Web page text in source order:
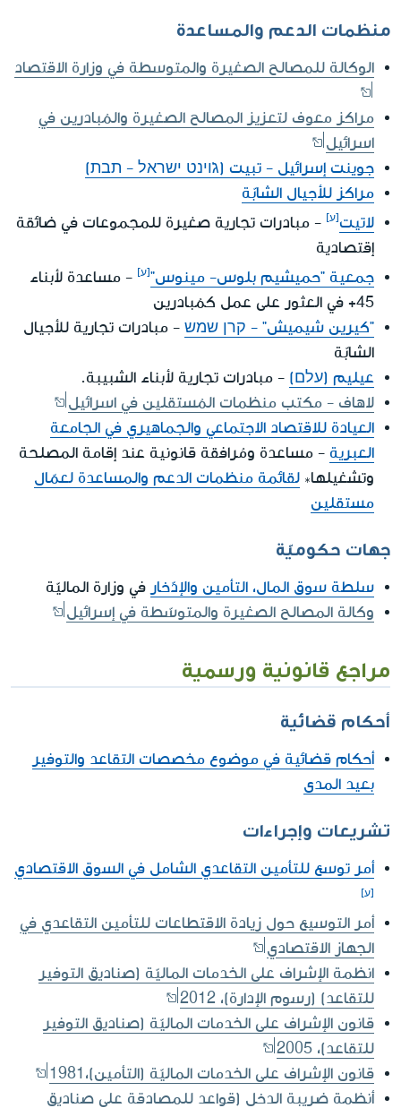
منظمات الدعم والمساعدة
الوكالة للمصالح الصغيرة والمتوسطة في وزارة الاقتصاد
مراكز معوف لتعزيز المصالح الصغيرة والمُبادرين في
اسرائيل
جوينت إسرائيل - تبيت (ג'וינט ישראל - תבת)
مراكز للأجيال الشابّة
لاتيت
- مبادرات تجارية صغيرة للمجموعات في ضائقة
إقتصادية
جمعية "حميشيم بلوس- مينوس"
- مساعدة لأبناء
45+ في العثور على عمل كمُبادرين
"كيرين شيميش" - קרן שמש - مبادرات تجارية للأجيال
الشابّة
عيليم (עלם) - مبادرات تجارية لأبناء الشبيبة.
لاهاف - مكتب منظمات المُستقلين في اسرائيل
العيادة للاقتصاد الاجتماعي والجماهيري في الجامعة
العبرية - مساعدة ومُرافقة قانونية عند إقامة المصلحة
وتشغيلها* لقائمة منظمات الدعم والمساعدة لعمّال
مستقلين
جهات حكوميّة
سلطة سوق المال، التأمين والإدّخار في وزارة الماليّة
وكالة المصالح الصغيرة والمتوسّطة في إسرائيل
مراجع قانونية ورسمية
أحكام قضائية
أحكام قضائية في موضوع مخصصات التقاعد والتوفير
بعيد المدى
تشريعات وإجراءات
أمر توسع للتأمين التقاعدي الشامل في السوق الاقتصادي
أمر التوسيع حول زيادة الاقتطاعات للتأمين التقاعدي في
الجهاز الاقتصادي
انظمة الإشراف على الخدمات الماليّة (صناديق التوفير
للتقاعد) (رسوم الإدارة)، 2012
قانون الإشراف على الخدمات الماليّة (صناديق التوفير
للتقاعد)، 2005
قانون الإشراف على الخدمات الماليّة (التأمين)،1981
أنظمة ضريبة الدخل (قواعد للمصادقة على صناديق